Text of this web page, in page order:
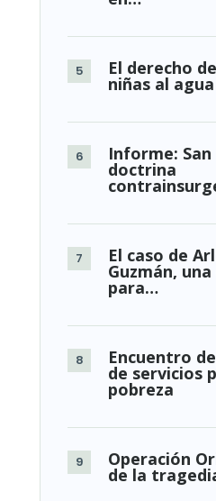
El derecho
niñas al
Informe: San
doctrina
El caso de
Guzmán,
para…
Encuentro
de servicios
pobreza
Operación
de la